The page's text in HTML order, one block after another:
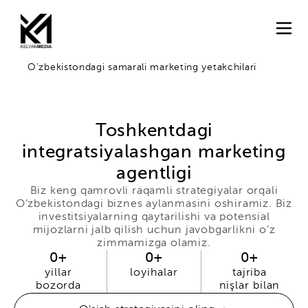
O'zbekistondagi samarali marketing yetakchilari
Toshkentdagi
integratsiyalashgan marketing
agentligi
Biz keng qamrovli raqamli strategiyalar orqali
O'zbekistondagi biznes aylanmasini oshiramiz. Biz
investitsiyalarning qaytarilishi va potensial
mijozlarni jalb qilish uchun javobgarlikni o'z
zimmamizga olamiz.
yillar
bozorda
0+
loyihalar
0+
tajriba
nişlar bilan
0+